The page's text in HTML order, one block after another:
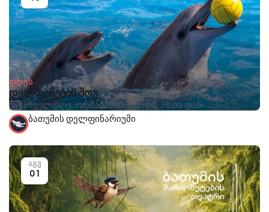
დღეს
დელფინების შოუ
ყოველდღე, ორშაბათის გარდა, 16:00-დან
ბათუმის დელფინარიუმი
აგვ
01